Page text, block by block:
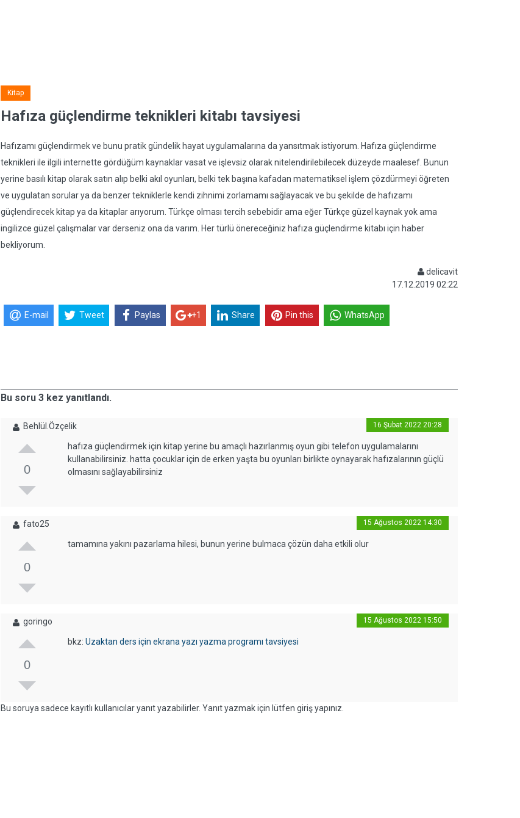
Kitap
Hafıza güçlendirme teknikleri kitabı tavsiyesi
Hafızamı güçlendirmek ve bunu pratik gündelik hayat uygulamalarına da yansıtmak istiyorum. Hafıza güçlendirme
teknikleri ile ilgili internette gördüğüm kaynaklar vasat ve işlevsiz olarak nitelendirilebilecek düzeyde maalesef. Bunun
yerine basılı kitap olarak satın alıp belki akıl oyunları, belki tek başına kafadan matematiksel işlem çözdürmeyi öğreten
ve uygulatan sorular ya da benzer tekniklerle kendi zihnimi zorlamamı sağlayacak ve bu şekilde de hafızamı
güçlendirecek kitap ya da kitaplar arıyorum. Türkçe olması tercih sebebidir ama eğer Türkçe güzel kaynak yok ama
ingilizce güzel çalışmalar var derseniz ona da varım. Her türlü önereceğiniz hafıza güçlendirme kitabı için haber
bekliyorum.
delicavit
17.12.2019 02:22
E-mail Tweet Paylas +1 Share Pin this WhatsApp
Bu soru 3 kez yanıtlandı.
Behlül.Özçelik 16 Şubat 2022 20:28
0
hafıza güçlendirmek için kitap yerine bu amaçlı hazırlanmış oyun gibi telefon uygulamalarını
kullanabilirsiniz. hatta çocuklar için de erken yaşta bu oyunları birlikte oynayarak hafızalarının güçlü
olmasını sağlayabilirsiniz
fato25 15 Ağustos 2022 14:30
0
tamamına yakını pazarlama hilesi, bunun yerine bulmaca çözün daha etkili olur
goringo 15 Ağustos 2022 15:50
0
bkz:Uzaktan ders için ekrana yazı yazma programı tavsiyesi
Bu soruya sadece kayıtlı kullanıcılar yanıt yazabilirler. Yanıt yazmak için lütfen giriş yapınız.